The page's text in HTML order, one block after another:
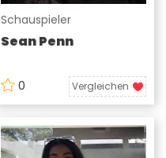
Schauspieler
Sean Penn
0 Vergleichen